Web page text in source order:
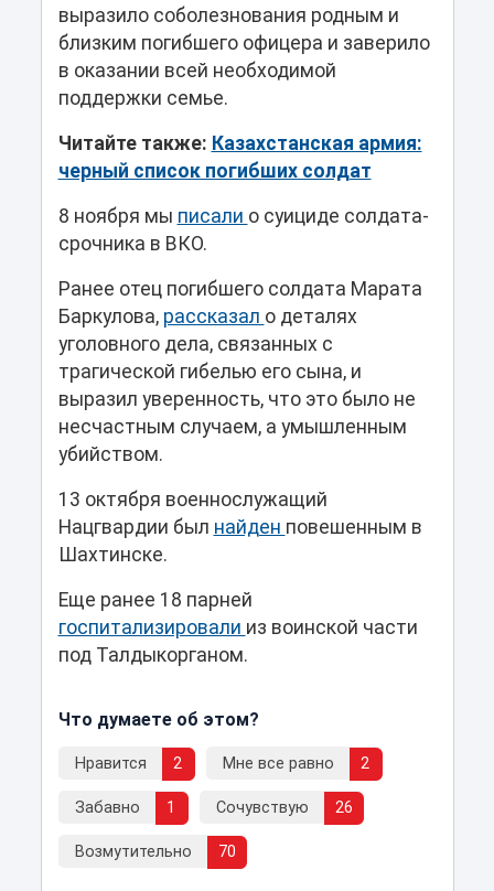
выразило соболезнования родным и
близким погибшего офицера и заверило
в оказании всей необходимой
поддержки семье.
Читайте также: Казахстанская армия:
черный список погибших солдат
8 ноября мы писали о суициде солдата-
срочника в ВКО.
Ранее отец погибшего солдата Марата
Баркулова, рассказал о деталях
уголовного дела, связанных с
трагической гибелью его сына, и
выразил уверенность, что это было не
несчастным случаем, а умышленным
убийством.
13 октября военнослужащий
Нацгвардии был найден повешенным в
Шахтинске.
Еще ранее 18 парней
госпитализировали из воинской части
под Талдыкорганом.
Что думаете об этом?
Нравится 2 Мне все равно 2
Забавно 1 Сочувствую 26
Возмутительно 70